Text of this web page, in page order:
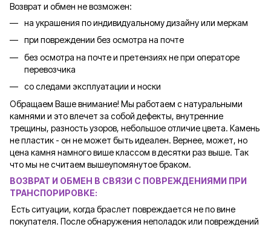
Возврат и обмен не возможен:
на украшения по индивидуальному дизайну или меркам
при повреждении без осмотра на почте
без осмотра на почте и претензиях не при операторе
перевозчика
со следами эксплуатации и носки
Обращаем Ваше внимание! Мы работаем с натуральными
камнями и это влечет за собой дефекты, внутренние
трещины, разность узоров, небольшое отличие цвета. Камень
не пластик - он не может быть идеален. Вернее, может, но
цена камня намного више классом в десятки раз выше. Так
что мы не считаем вышеупомянутое браком.
ВОЗВРАТ И ОБМЕН В СВЯЗИ С ПОВРЕЖДЕНИЯМИ ПРИ
ТРАНСПОРИРОВКЕ:
Есть ситуации, когда браслет повреждается не по вине
покупателя. После обнаружения неполадок или повреждений